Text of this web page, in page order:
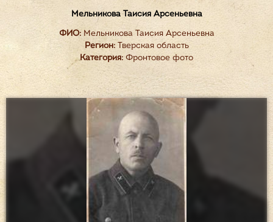
Мельникова Таисия Арсеньевна
ФИО:Мельникова Таисия Арсеньевна
Регион:Тверская область
Категория: Фронтовое фото